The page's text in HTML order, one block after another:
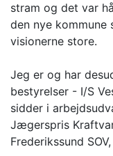
stram og det var
den nye kommune
visionerne store.
Jeg er og har
bestyrelser - I/S
sidder i
Jægerspris
Frederikssund